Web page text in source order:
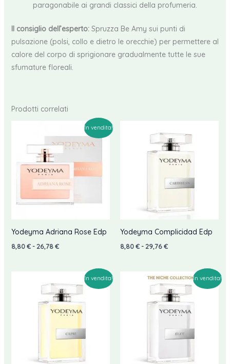
paragonabile ai grandi classici della profumeria.
Il consiglio dell’esperto:Spruzza Be Amy sui punti di
pulsazione (polsi, collo e dietro le orecchie) per permettere al
calore del corpo di sprigionare gradualmente tutte le sue
sfumature floreali.
Prodotti correlati
In vendita!
Yodeyma Adriana Rose Edp
8,80€ - 26,78€Fascia
a
26,78 €
Yodeyma Complicidad Edp
8,80€-29,76€Fascia
8,80 €
a
29,76 €
In vendita! In vendita!